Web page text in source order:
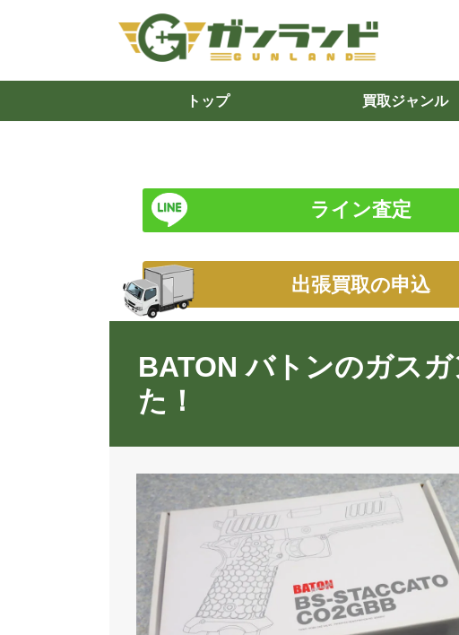
トップ 買取ジャンル
ライン査定
出張買取の申込
BATON バトンのガス
た！